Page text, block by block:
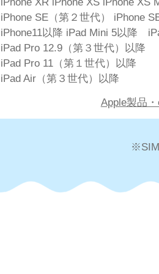
iPhone SE（第２世代） iPhone
iPhone11以降 iPad Mini 5以降
iPad Pro 12.9（第３世代）以降
iPad Pro 11（第１世代）以降
iPad Air（第３世代）以降
Apple製品
※SIM